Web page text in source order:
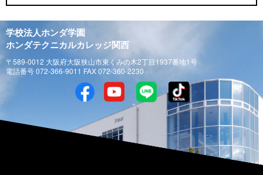
学校法人ホンダ学園
ホンダテクニカルカレッジ関西
〒589-0012 大阪府大阪狭山市東くみの木2丁目1937番地1号
電話番号 072-366-9011 FAX 072-360-2230